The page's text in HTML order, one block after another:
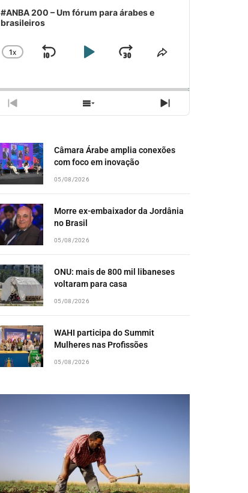
#ANBA 200 – Um fórum para árabes e
brasileiros
CHANGE
1X
SKIPPLAYJUMP
PREVIOUS
EPISODE
SHOW
EPISODES
NEXT
EPISODE
Câmara Árabe amplia conexões
com foco em inovação
05/08/2026
Morre ex-embaixador da Jordânia
no Brasil
05/08/2026
ONU: mais de 800 mil libaneses
voltaram para casa
05/08/2026
WAHI participa do Summit
Mulheres nas Profissões
05/08/2026